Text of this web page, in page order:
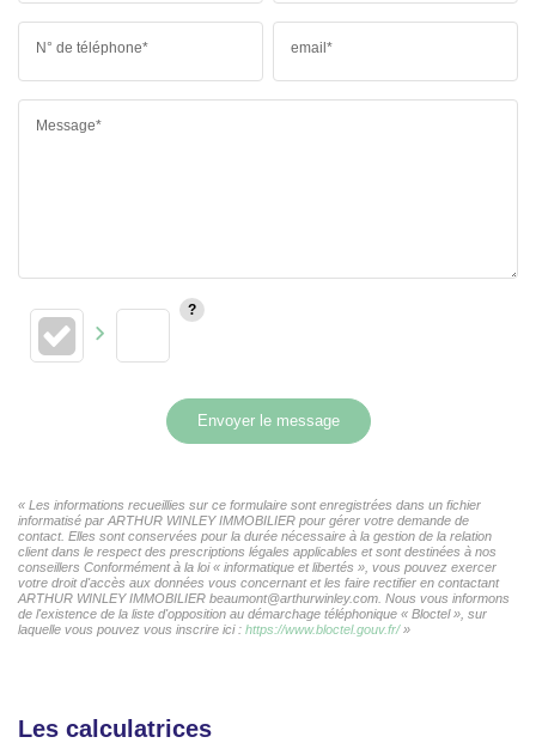
N° de téléphone* email*
Message*
Envoyer le message
« Les informations recueillies sur ce formulaire sont enregistrées dans un fichier
informatisé par ARTHUR WINLEY IMMOBILIER pour gérer votre demande de
contact. Elles sont conservées pour la durée nécessaire à la gestion de la relation
client dans le respect des prescriptions légales applicables et sont destinées à nos
conseillers Conformément à la loi « informatique et libertés », vous pouvez exercer
votre droit d'accès aux données vous concernant et les faire rectifier en contactant
ARTHUR WINLEY IMMOBILIER beaumont@arthurwinley.com. Nous vous informons
de l'existence de la liste d'opposition au démarchage téléphonique « Bloctel », sur
laquelle vous pouvez vous inscrire ici : https://www.bloctel.gouv.fr/»
Les calculatrices